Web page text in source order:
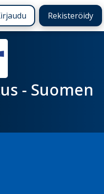
Rekisteröidy
- Suomen